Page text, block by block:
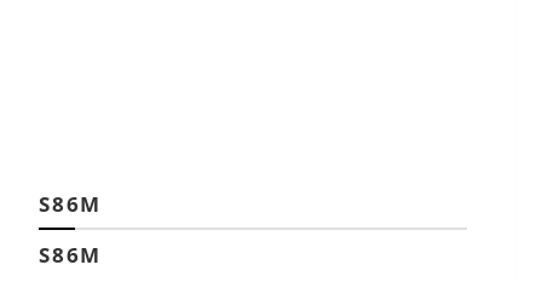
S86M
S86M